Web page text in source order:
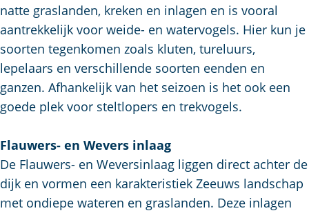
natte graslanden, kreken en inlagen en is vooral
aantrekkelijk voor weide- en watervogels. Hier kun je
soorten tegenkomen zoals kluten, tureluurs,
lepelaars en verschillende soorten eenden en
ganzen. Afhankelijk van het seizoen is het ook een
goede plek voor steltlopers en trekvogels.
Flauwers- en Wevers inlaag
De Flauwers- en Weversinlaag liggen direct achter de
dijk en vormen een karakteristiek Zeeuws landschap
met ondiepe wateren en graslanden. Deze inlagen